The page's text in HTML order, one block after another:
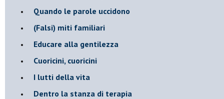
​Quando le parole uccidono
​(Falsi) miti familiari
​Educare alla gentilezza
​Cuoricini, cuoricini
I lutti della vita
​Dentro la stanza di terapia